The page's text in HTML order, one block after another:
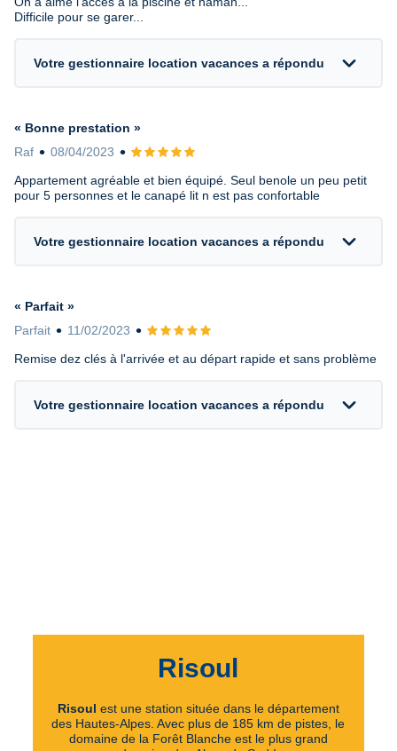
Difficile pour se garer...
Votre gestionnaire location vacances a répondu expand_more
« Bonne prestation »
Raf
08/04/2023
Avis 5 sur 5
Appartement agréable et bien équipé. Seul benole un peu petit
pour 5 personnes et le canapé lit n est pas confortable
Votre gestionnaire location vacances a répondu expand_more
« Parfait »
Parfait
11/02/2023
Avis 5 sur 5
Remise dez clés à l'arrivée et au départ rapide et sans problème
Votre gestionnaire location vacances a répondu expand_more
Risoul
Risoul est une station située dans le département
des Hautes-Alpes. Avec plus de 185 km de pistes, le
domaine de la Forêt Blanche est le plus grand